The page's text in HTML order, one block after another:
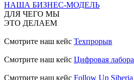
НАША БИЗНЕС-МОДЕЛЬ
ДЛЯ ЧЕГО МЫ
ЭТО ДЕЛАЕМ
Смотрите наш кейс Техпрорыв
Смотрите наш кейс Цифровая
Смотрите наш кейс Follow Up Siberia